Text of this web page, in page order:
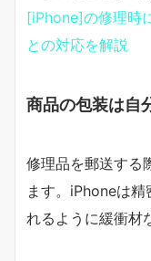
[iPhone]の修理時
との対応を解説
商品の包装は自
修理品を郵送する
ます。iPhoneは
れるように緩衝材